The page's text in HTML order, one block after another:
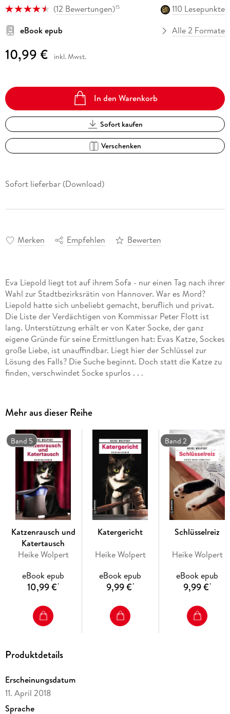
(12 Bewertungen)15
110 Lesepunkte
eBook epub
Alle 2 Formate
10,99 € inkl. Mwst.
In den Warenkorb
Sofort kaufen
Verschenken
Sofort lieferbar (Download)
Merken Empfehlen Bewerten
Eva Liepold liegt tot auf ihrem Sofa - nur einen Tag nach ihrer
Wahl zur Stadtbezirksrätin von Hannover. War es Mord?
Liepold hatte sich unbeliebt gemacht, beruflich und privat.
Die Liste der Verdächtigen von Kommissar Peter Flott ist
lang. Unterstützung erhält er von Kater Socke, der ganz
eigene Gründe für seine Ermittlungen hat: Evas Katze, Sockes
große Liebe, ist unauffindbar. Liegt hier der Schlüssel zur
Lösung des Falls? Die Suche beginnt. Doch statt die Katze zu
finden, verschwindet Socke spurlos . . .
Mehr aus dieser Reihe
Band 5
Katzenrausch und
Katertausch
Heike Wolpert
eBook epub
10,99 €*
Katergericht
Heike Wolpert
eBook epub
9,99 €*
Band 2
Schlüsselreiz
Heike Wolpert
eBook epub
9,99 €*
Produktdetails
Erscheinungsdatum
11. April 2018
Sprache